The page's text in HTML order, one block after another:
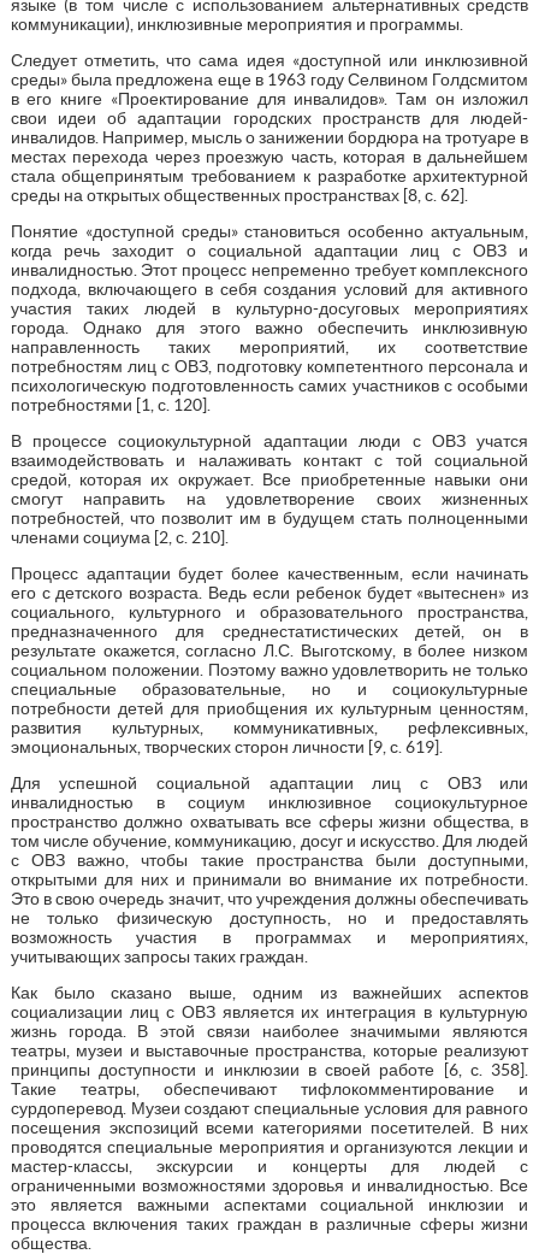
языке (в том числе с использованием альтернативных средств
коммуникации), инклюзивные мероприятия и программы.
Следует отметить, что сама идея «доступной или инклюзивной
среды» была предложена еще в 1963 году Селвином Голдсмитом
в его книге «Проектирование для инвалидов». Там он изложил
свои идеи об адаптации городских пространств для людей-
инвалидов. Например, мысль о занижении бордюра на тротуаре в
местах перехода через проезжую часть, которая в дальнейшем
стала общепринятым требованием к разработке архитектурной
среды на открытых общественных пространствах [8, с. 62].
Понятие «доступной среды» становиться особенно актуальным,
когда речь заходит о социальной адаптации лиц с ОВЗ и
инвалидностью. Этот процесс непременно требует комплексного
подхода, включающего в себя создания условий для активного
участия таких людей в культурно-досуговых мероприятиях
города. Однако для этого важно обеспечить инклюзивную
направленность таких мероприятий, их соответствие
потребностям лиц с ОВЗ, подготовку компетентного персонала и
психологическую подготовленность самих участников с особыми
потребностями [1, с. 120].
В процессе социокультурной адаптации люди с ОВЗ учатся
взаимодействовать и налаживать контакт с той социальной
средой, которая их окружает. Все приобретенные навыки они
смогут направить на удовлетворение своих жизненных
потребностей, что позволит им в будущем стать полноценными
членами социума [2, с. 210].
Процесс адаптации будет более качественным, если начинать
его с детского возраста. Ведь если ребенок будет «вытеснен» из
социального, культурного и образовательного пространства,
предназначенного для среднестатистических детей, он в
результате окажется, согласно Л.С. Выготскому, в более низком
социальном положении. Поэтому важно удовлетворить не только
специальные образовательные, но и социокультурные
потребности детей для приобщения их культурным ценностям,
развития культурных, коммуникативных, рефлексивных,
эмоциональных, творческих сторон личности [9, с. 619].
Для успешной социальной адаптации лиц с ОВЗ или
инвалидностью в социум инклюзивное социокультурное
пространство должно охватывать все сферы жизни общества, в
том числе обучение, коммуникацию, досуг и искусство. Для людей
с ОВЗ важно, чтобы такие пространства были доступными,
открытыми для них и принимали во внимание их потребности.
Это в свою очередь значит, что учреждения должны обеспечивать
не только физическую доступность, но и предоставлять
возможность участия в программах и мероприятиях,
учитывающих запросы таких граждан.
Как было сказано выше, одним из важнейших аспектов
социализации лиц с ОВЗ является их интеграция в культурную
жизнь города. В этой связи наиболее значимыми являются
театры, музеи и выставочные пространства, которые реализуют
принципы доступности и инклюзии в своей работе [6, с. 358].
Такие театры, обеспечивают тифлокомментирование и
сурдоперевод. Музеи создают специальные условия для равного
посещения экспозиций всеми категориями посетителей. В них
проводятся специальные мероприятия и организуются лекции и
мастер-классы, экскурсии и концерты для людей с
ограниченными возможностями здоровья и инвалидностью. Все
это является важными аспектами социальной инклюзии и
процесса включения таких граждан в различные сферы жизни
общества.